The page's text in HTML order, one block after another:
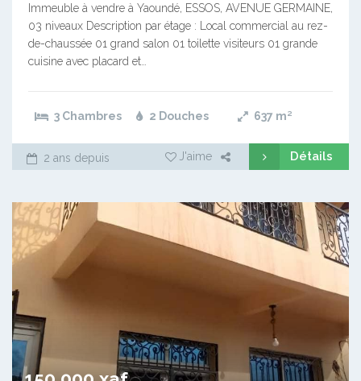
Immeuble à vendre à Yaoundé, ESSOS, AVENUE GERMAINE,
03 niveaux Description par étage : Local commercial au rez-
de-chaussée 01 grand salon 01 toilette visiteurs 01 grande
cuisine avec placard et…
3 Chambres 2 Douches 637 m²
2 ans depuis J'aime Détails